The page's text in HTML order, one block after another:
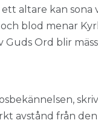
altare kan
blod menar
Guds Ord blir
avstånd från